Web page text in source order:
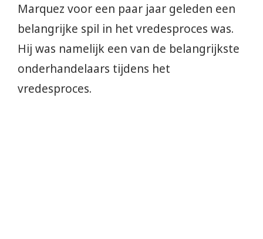
Marquez voor een paar jaar geleden een
belangrijke spil in het vredesproces was.
Hij was namelijk een van de belangrijkste
onderhandelaars tijdens het
vredesproces.